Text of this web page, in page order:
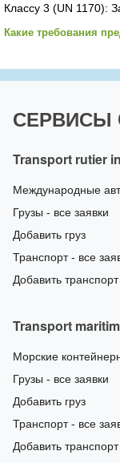
Классу 3 (UN 1170):
Какие требования
СЕРВИСЫ
Transport rutier
Международные
Грузы - все заявки
Добавить груз
Транспорт - все
Добавить транспорт
Transport
Морские
Грузы - все заявки
Добавить груз
Транспорт - все
Добавить транспорт